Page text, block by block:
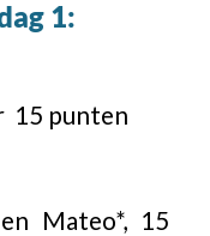
1:
15 punten
Mateo*, 15